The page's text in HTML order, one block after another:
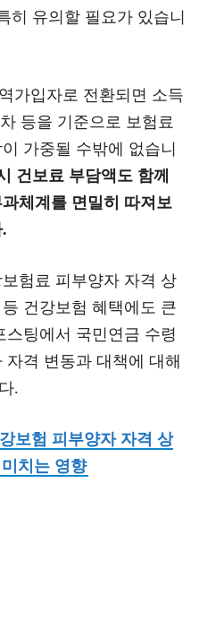
히 유의할 필요가 있습니
가입자로 전환되면 소득
등을 기준으로 보험료
가중될 수밖에 없습니
건보료 부담액도 함께
체계를 면밀히 따져보
험료 피부양자 자격 상
건강보험 혜택에도 큰
스팅에서 국민연금 수령
격 변동과 대책에 대해
.
보험 피부양자 자격 상
치는 영향